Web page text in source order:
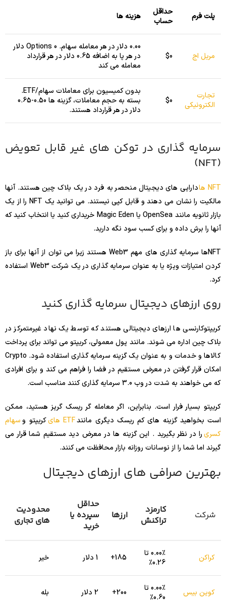
پلت فرم
حداقل
حساب
هزینه ها
مریل اج $0
0.00 دلار در هر معامله سهام. Options 0 دلار
در هر پا به اضافه 0.65 دلار در هر قرارداد
معامله می کند
تجارت
الکترونیکی
$0
بدون کمیسیون برای معاملات سهام/ETF.
بسته به حجم معاملات، گزینه ها 0.50-0.65
دلار در هر قرارداد هستند.
سرمایه گذاری در توکن های غیر قابل تعویض
(NFT)
NFT ها
دارایی های دیجیتال منحصر به فرد در یک بلاک چین هستند. آنها
مالکیت را نشان می دهند و قابل کپی نیستند. می توانید یک NFT را از یک
بازار ثانویه مانند OpenSea یا Magic Eden خریداری کنید یا انتخاب کنید که
آنها را برش داده و برای کسب سود نگه دارید.
NFTها سرمایه گذاری های مهم Web3 هستند زیرا می توان از آنها برای باز
کردن امتیازات ویژه یا به عنوان سرمایه گذاری در یک شرکت Web3 استفاده
کرد.
روی ارزهای دیجیتال سرمایه گذاری کنید
کریپتوکارنسی ها ارزهای دیجیتالی هستند که توسط یک نهاد غیرمتمرکز در
بلاک چین اداره می شوند. مانند پول معمولی، کریپتو می تواند برای پرداخت
کالاها و خدمات و به عنوان یک گزینه سرمایه گذاری استفاده شود. Crypto
امکان قرار گرفتن در معرض مستقیم در فضا را فراهم می کند و برای افرادی
که می خواهند به شدت در وب 3.0 سرمایه گذاری کنند مناسب است.
کریپتو بسیار فرار است. بنابراین، اگر معامله گر ریسک گریز هستید، ممکن
است بخواهید گزینه های کم ریسک دیگری مانندETF های کریپتو وسهام
کسریرا در نظر بگیرید . این گزینه ها در معرض دید مستقیم شما قرار می
گیرند اما شما را از نوسانات روزانه بازار محافظت می کنند.
بهترین صرافی های ارزهای دیجیتال
شرکت
کارمزد
تراکنش
ارزها
حداقل
سپرده یا
خرید
محدودیت
های تجاری
کراکن
0.00٪ تا
0.26٪
185+ 1 دلار خیر
کوین بیس
0.00٪ تا
0.60٪
200+ 2 دلار بله